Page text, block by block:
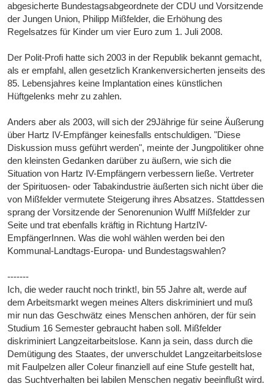
abgesicherte Bundestagsabgeordnete der CDU und Vorsitzende
der Jungen Union, Philipp Mißfelder, die Erhöhung des
Regelsatzes für Kinder um vier Euro zum 1. Juli 2008.
Der Polit-Profi hatte sich 2003 in der Republik bekannt gemacht,
als er empfahl, allen gesetzlich Krankenversicherten jenseits des
85. Lebensjahres keine Implantation eines künstlichen
Hüftgelenks mehr zu zahlen.
Anders aber als 2003, will sich der 29Jährige für seine Äußerung
über Hartz IV-Empfänger keinesfalls entschuldigen. "Diese
Diskussion muss geführt werden", meinte der Jungpolitiker ohne
den kleinsten Gedanken darüber zu äußern, wie sich die
Situation von Hartz IV-Empfängern verbessern ließe. Vertreter
der Spirituosen- oder Tabakindustrie äußerten sich nicht über die
von Mißfelder vermutete Steigerung ihres Absatzes. Stattdessen
sprang der Vorsitzende der Senorenunion Wulff Mißfelder zur
Seite und trat ebenfalls kräftig in Richtung HartzIV-
EmpfängerInnen. Was die wohl wählen werden bei den
Kommunal-Landtags-Europa- und Bundestagswahlen?
-------
Ich, die weder raucht noch trinkt!, bin 55 Jahre alt, werde auf
dem Arbeitsmarkt wegen meines Alters diskriminiert und muß
mir nun das Geschwätz eines Menschen anhören, der für sein
Studium 16 Semester gebraucht haben soll. Mißfelder
diskriminiert Langzeitarbeitslose. Kann ja sein, dass durch die
Demütigung des Staates, der unverschuldet Langzeitarbeitslose
mit Faulpelzen aller Coleur finanziell auf eine Stufe gestellt hat,
das Suchtverhalten bei labilen Menschen negativ beeinflußt wird.